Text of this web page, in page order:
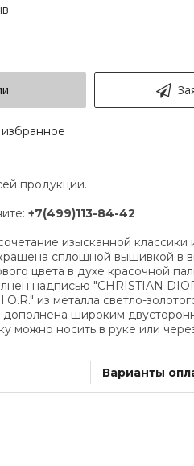
продукции.
+7(499)113-84-42
изысканной классики
сплошной вышивкой в
цвета в духе красочной
надписью "CHRISTIAN
из металла светло-
дополнена широким
можно носить в руке или
Варианты